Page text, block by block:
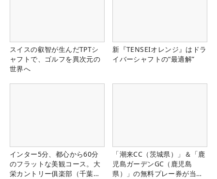
スイスの叡智が生んだTPTシ
ャフトで、ゴルフを異次元の
世界へ
新『TENSEIオレンジ』はドラ
イバーシャフトの“最適解”
インター5分、都心から60分
のフラットな美観コース。大
栄カントリー俱楽部（千葉
「潮来CC（茨城県）」＆「鹿
児島ガーデンGC（鹿児島
県）」の無料プレー券が当た